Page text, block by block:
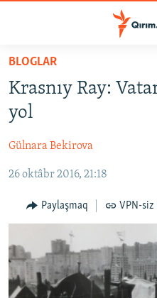
Esas
qaytmaq
Baş
navigatsiyağa
qaytmaq
qaytmaq
SİYASET
CEMİYET
MEDENİYET
İNSAN AQLARI
SÜRET
BLOGLAR
BLOGLAR
Krasnıy Ray:
yol
Gülnara Bekirova
26 oktâbr 2016, 21:18
Paylaşmaq VPN-siz